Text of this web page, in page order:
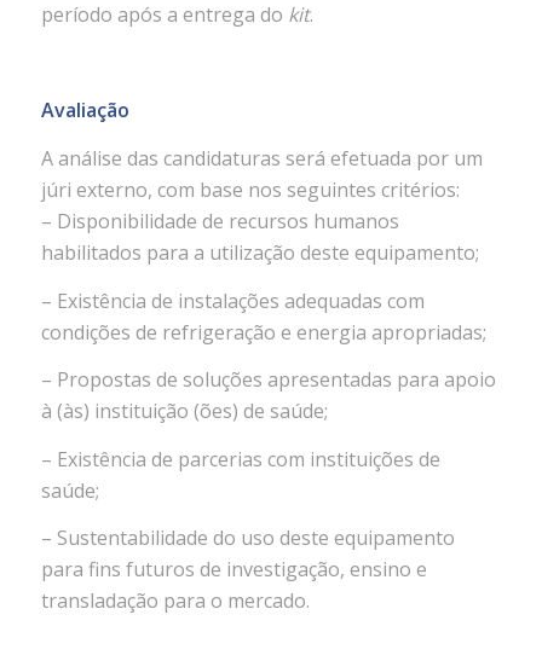
período após a entrega do kit.
Avaliação
A análise das candidaturas será efetuada por um
júri externo, com base nos seguintes critérios:
– Disponibilidade de recursos humanos
habilitados para a utilização deste equipamento;
– Existência de instalações adequadas com
condições de refrigeração e energia apropriadas;
– Propostas de soluções apresentadas para apoio
à (às) instituição (ões) de saúde;
– Existência de parcerias com instituições de
saúde;
– Sustentabilidade do uso deste equipamento
para fins futuros de investigação, ensino e
transladação para o mercado.